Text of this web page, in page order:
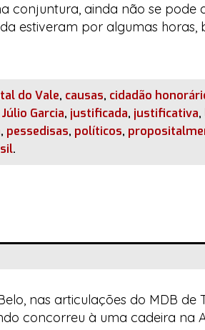
conjuntura, ainda não se pode
estiveram por algumas horas,
do Vale, causas, cidadão
Júlio Garcia, justificada, justificativa,
, pessedisas, políticos,
.
nas articulações do MDB de
concorreu à uma cadeira na